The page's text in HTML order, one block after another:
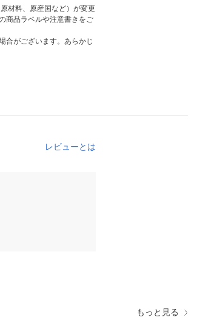
材料、原産国など）が変更
商品ラベルや注意書きをご
合がございます。あらかじ
レビューとは
もっと見る